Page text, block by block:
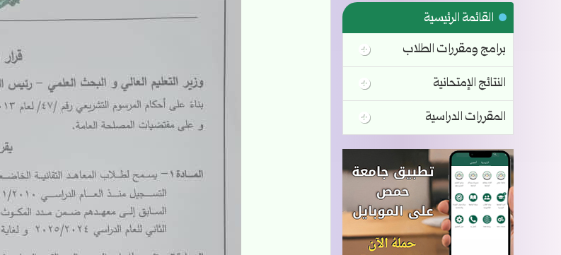
القائمة الرئيسية
برامج ومقررات الطلاب
النتائج الإمتحانية
المقررات الدراسية